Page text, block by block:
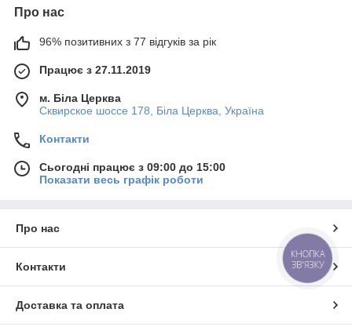
Про нас
96% позитивних з 77 відгуків за рік
Працює з 27.11.2019
м. Біла Церква
Сквирское шоссе 178, Біла Церква, Україна
Контакти
Сьогодні працює з 09:00 до 15:00
Показати весь графік роботи
Про нас
Контакти
Доставка та оплата
КНОПКА
ЗВ'ЯЗКУ